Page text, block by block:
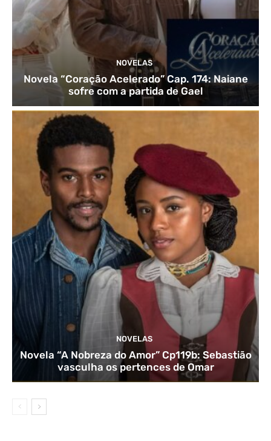
NOVELAS
Novela “Coração Acelerado” Cap. 174: Naiane
sofre com a partida de Gael
NOVELAS
Novela “A Nobreza do Amor” Cp119b: Sebastião
vasculha os pertences de Omar